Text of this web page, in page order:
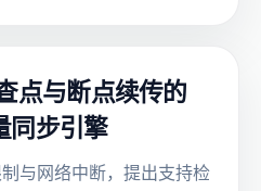
点与断点续传的
同步引擎
与网络中断，提出支持检